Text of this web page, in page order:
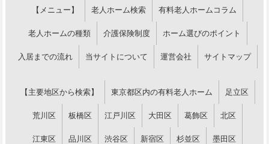
【メニュー】 老人ホーム検索 有料老人ホームコラム
老人ホームの種類 介護保険制度 ホーム選びのポイント
入居までの流れ 当サイトについて 運営会社 サイトマップ
【主要地区から検索】 東京都区内の有料老人ホーム 足立区
荒川区 板橋区 江戸川区 大田区 葛飾区 北区
江東区 品川区 渋谷区 新宿区 杉並区 墨田区